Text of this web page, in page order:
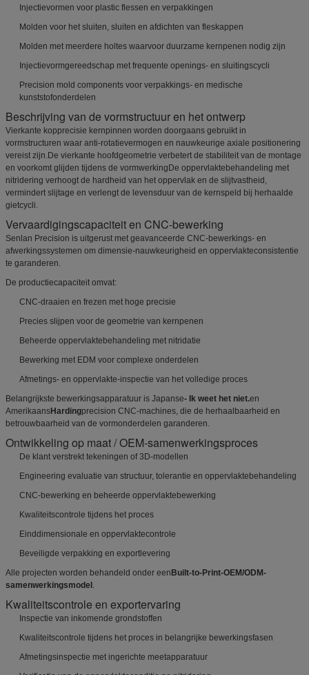
Injectievormen voor plastic flessen en verpakkingen
Molden voor het sluiten, sluiten en afdichten van fleskappen
Molden met meerdere holtes waarvoor duurzame kernpenen nodig zijn
Injectievormgereedschap met frequente openings- en sluitingscycli
Precision mold components voor verpakkings- en medische
kunststofonderdelen
Beschrijving van de vormstructuur en het ontwerp
Vierkante kopprecisie kernpinnen worden doorgaans gebruikt in
vormstructuren waar anti-rotatievermogen en nauwkeurige axiale positionering
vereist zijn.De vierkante hoofdgeometrie verbetert de stabiliteit van de montage
en voorkomt glijden tijdens de vormwerkingDe oppervlaktebehandeling met
nitridering verhoogt de hardheid van het oppervlak en de slijtvastheid,
vermindert slijtage en verlengt de levensduur van de kernspeld bij herhaalde
gietcycli.
Vervaardigingscapaciteit en CNC-bewerking
Senlan Precision is uitgerust met geavanceerde CNC-bewerkings- en
afwerkingssystemen om dimensie-nauwkeurigheid en oppervlakteconsistentie
te garanderen.
De productiecapaciteit omvat:
CNC-draaien en frezen met hoge precisie
Precies slijpen voor de geometrie van kernpenen
Beheerde oppervlaktebehandeling met nitridatie
Bewerking met EDM voor complexe onderdelen
Afmetings- en oppervlakte-inspectie van het volledige proces
Belangrijkste bewerkingsapparatuur is Japanse- Ik weet het niet.en
AmerikaansHardingprecision CNC-machines, die de herhaalbaarheid en
betrouwbaarheid van de vormonderdelen garanderen.
Ontwikkeling op maat / OEM-samenwerkingsproces
De klant verstrekt tekeningen of 3D-modellen
Engineering evaluatie van structuur, tolerantie en oppervlaktebehandeling
CNC-bewerking en beheerde oppervlaktebewerking
Kwaliteitscontrole tijdens het proces
Einddimensionale en oppervlaktecontrole
Beveiligde verpakking en exportlevering
Alle projecten worden behandeld onder eenBuilt-to-Print-OEM/ODM-
samenwerkingsmodel.
Kwaliteitscontrole en exportervaring
Inspectie van inkomende grondstoffen
Kwaliteitscontrole tijdens het proces in belangrijke bewerkingsfasen
Afmetingsinspectie met ingerichte meetapparatuur